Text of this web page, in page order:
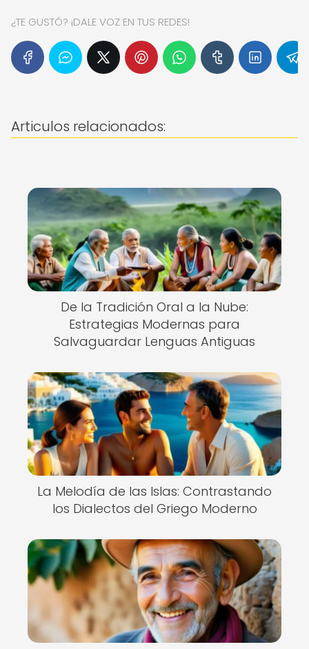
¿TE GUSTÓ? ¡DALE VOZ EN TUS REDES!
Articulos relacionados:
De la Tradición Oral a la Nube:
Estrategias Modernas para
Salvaguardar Lenguas Antiguas
La Melodía de las Islas: Contrastando
los Dialectos del Griego Moderno